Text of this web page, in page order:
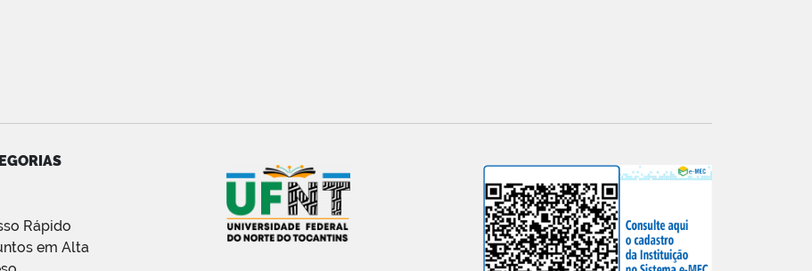
Rápido
em Alta